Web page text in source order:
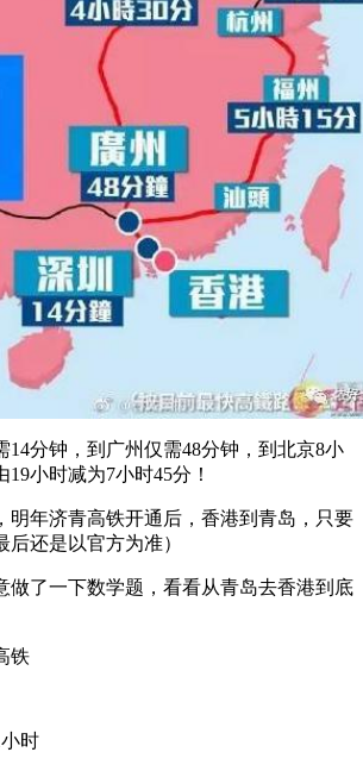
分钟，到广州仅需48分钟，到北京8小
小时减为7小时45分！
年济青高铁开通后，香港到青岛，只要
后还是以官方为准）
了一下数学题，看看从青岛去香港到底
铁
时